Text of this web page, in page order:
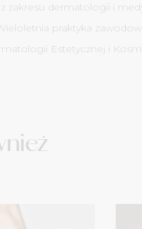
dermatologii i
praktyka
Estetycznej i